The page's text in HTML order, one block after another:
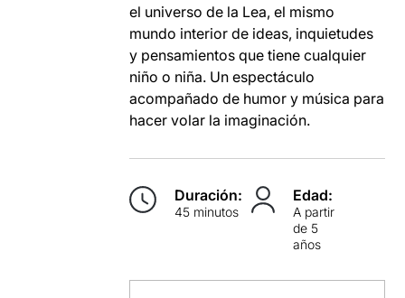
el universo de la Lea, el mismo
mundo interior de ideas, inquietudes
y pensamientos que tiene cualquier
niño o niña. Un espectáculo
acompañado de humor y música para
hacer volar la imaginación.
Duración:
45 minutos
Edad:
A partir
de 5
años